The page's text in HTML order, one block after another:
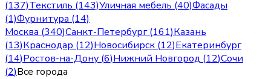
(137)Текстиль (143)Уличная мебель (40)Фасады
(1)Фурнитура (14)
Москва (340)Санкт-Петербург(161)Казань
(13)Краснодар (12)Новосибирск (12)Екатеринбург
(14)Ростов-на-Дону (6)Нижний Новгород (12)Сочи
(2)Все города